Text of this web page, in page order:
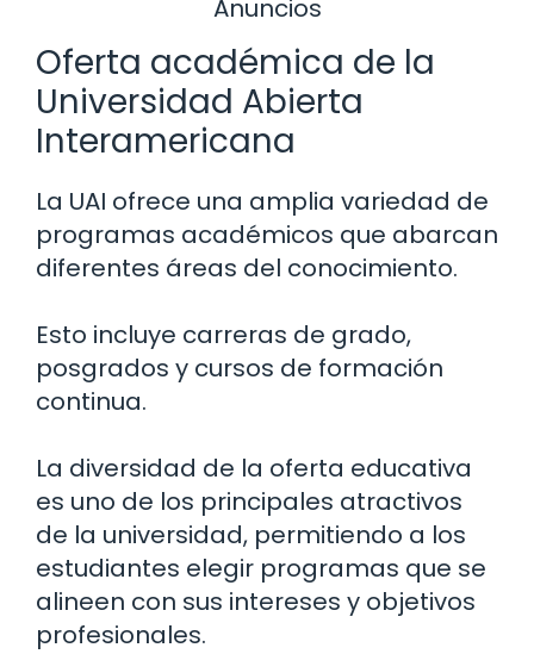
Anuncios
Oferta académica de la
Universidad Abierta
Interamericana
La UAI ofrece una amplia variedad de
programas académicos que abarcan
diferentes áreas del conocimiento.
Esto incluye carreras de grado,
posgrados y cursos de formación
continua.
La diversidad de la oferta educativa
es uno de los principales atractivos
de la universidad, permitiendo a los
estudiantes elegir programas que se
alineen con sus intereses y objetivos
profesionales.